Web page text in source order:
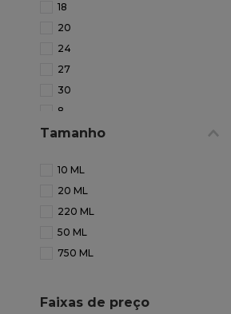
18
20
24
27
30
8
Tamanho
10 ML
20 ML
220 ML
50 ML
750 ML
Faixas de preço